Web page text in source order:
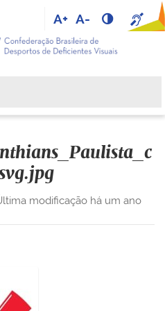
A+ A-
modificação há um ano